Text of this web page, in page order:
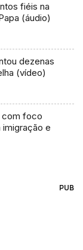
fiéis na
(áudio)
dezenas
(vídeo)
com foco
imigração e
PUB